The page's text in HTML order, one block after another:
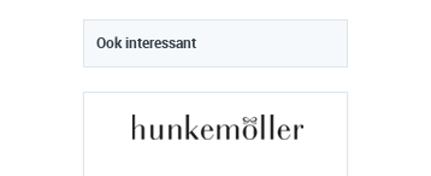
Ook interessant